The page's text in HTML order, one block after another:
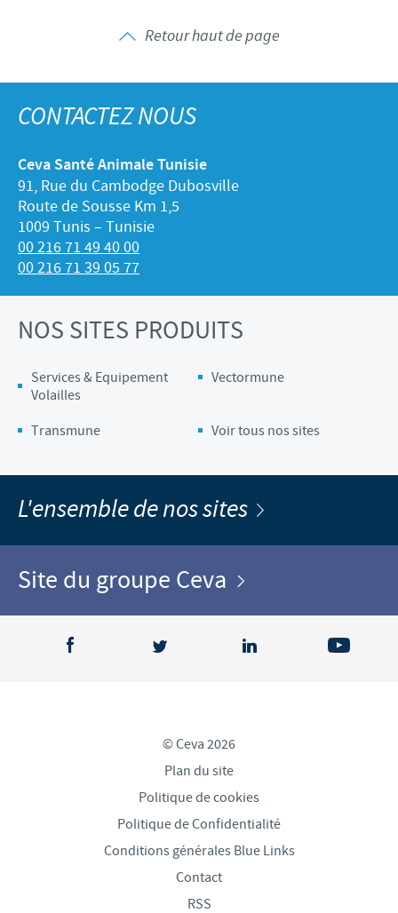
Retour haut de page
CONTACTEZ NOUS
Ceva Santé Animale Tunisie
91, Rue du Cambodge Dubosville
Route de Sousse Km 1,5
1009 Tunis – Tunisie
00 216 71 49 40 00
00 216 71 39 05 77
NOS SITES PRODUITS
Services & Equipement
Volailles
Vectormune
Transmune Voir tous nos sites
L'ensemble de nos sites
Site du groupe Ceva
© Ceva 2026
Plan du site
Politique de cookies
Politique de Confidentialité
Conditions générales Blue Links
Contact
RSS